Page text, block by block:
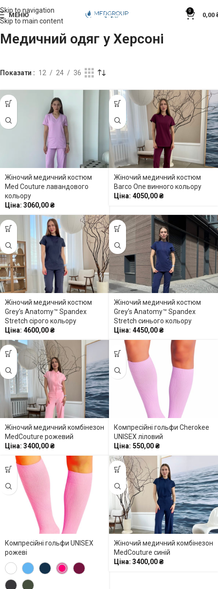
Skip to navigation
Skip to main content
МЕНЮ
0
0,00
Медичний одяг у Херсоні
Показати 12 24 36
Жіночий медичний костюм
Med Couture лавандового
кольору
Ціна: 3060,00₴
Жіночий медичний костюм
Barco One винного кольору
Ціна: 4050,00₴
Жіночий медичний костюм
Grey’s Anatomy™ Spandex
Stretch сірого кольору
Ціна: 4600,00₴
Жіночий медичний костюм
Grey’s Anatomy™ Spandex
Stretch синього кольору
Ціна: 4450,00₴
Жіночий медичний комбінезон
MedCouture рожевий
Ціна: 3400,00₴
Компресійні гольфи Cherokee
UNISEX ліловий
Ціна: 550,00₴
Компресійні гольфи UNISEX
рожеві
Жіночий медичний комбінезон
MedCouture синій
Ціна: 3400,00₴